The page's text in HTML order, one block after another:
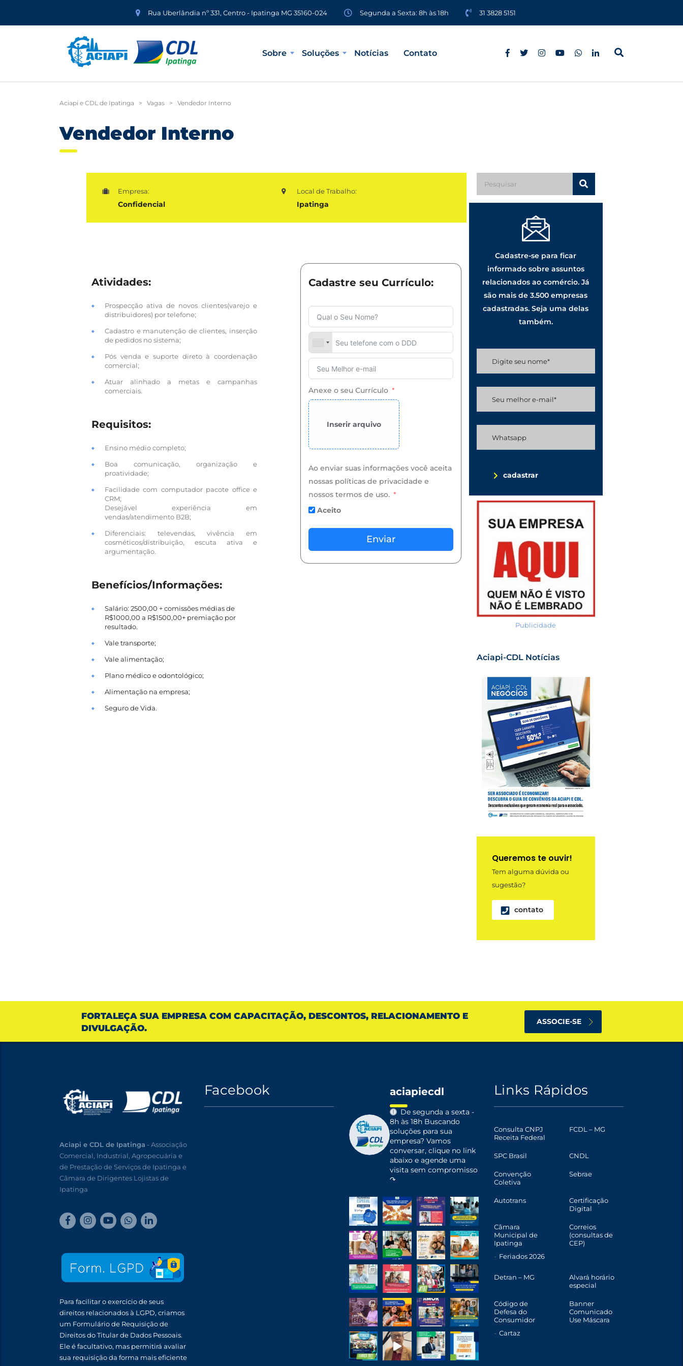
Rua Uberlândia nº 331, Centro - Ipatinga MG 35160-024 Segunda a Sexta: 8h às 18h 31 3828 5151
Sobre Soluções Notícias Contato
Aciapi e CDL de Ipatinga > Vagas > Vendedor Interno
Vendedor Interno
Empresa:
Confidencial
Local de Trabalho:
Ipatinga
Atividades:
Prospecção ativa de novos clientes(varejo e
distribuidores) por telefone;
Cadastro e manutenção de clientes, inserção
de pedidos no sistema;
Pós venda e suporte direto à coordenação
comercial;
Atuar alinhado a metas e campanhas
comerciais.
Requisitos:
Ensino médio completo;
Boa comunicação, organização e
proatividade;
Facilidade com computador pacote office e
CRM;
Desejável experiência em
vendas/atendimento B2B;
Diferenciais: televendas, vivência em
cosméticos/distribuição, escuta ativa e
argumentação.
Benefícios/Informações:
Salário: 2500,00 + comissões médias de
R$1000,00 a R$1500,00+ premiação por
resultado.
Vale transporte;
Vale alimentação;
Plano médico e odontológico;
Alimentação na empresa;
Seguro de Vida.
Cadastre seu Currículo:
Anexe o seu Currículo
Inserir arquivo
Ao enviar suas informações você aceita
nossas políticas de privacidade e
nossos termos de uso.
Aceito
Enviar
Cadastre-se para ficar
informado sobre assuntos
relacionados ao comércio. Já
são mais de 3.500 empresas
cadastradas. Seja uma delas
também.
cadastrar
Publicidade
Aciapi-CDL Notícias
Queremos te ouvir!
Tem alguma dúvida ou
sugestão?
contato
FORTALEÇA SUA EMPRESA COM CAPACITAÇÃO, DESCONTOS, RELACIONAMENTO E
DIVULGAÇÃO.
ASSOCIE-SE
Aciapi e CDL de Ipatinga - Associação
Comercial, Industrial, Agropecuária e
de Prestação de Serviços de Ipatinga e
Câmara de Dirigentes Lojistas de
Ipatinga
Para facilitar o exercício de seus
direitos relacionados à LGPD, criamos
um Formulário de Requisição de
Direitos do Titular de Dados Pessoais.
Ele é facultativo, mas permitirá avaliar
sua requisição da forma mais eficiente
Facebook aciapiecdl
De segunda a sexta -
8h às 18h Buscando
soluções para sua
empresa? Vamos
conversar, clique no link
abaixo e agende uma
visita sem compromisso
↷
Links Rápidos
Consulta CNPJ
Receita Federal
FCDL – MG
SPC Brasil CNDL
Convenção
Coletiva
Sebrae
Autotrans
Certificação
Digital
Câmara
Municipal de
Ipatinga
Feriados 2026
Correios
(consultas de
CEP)
Detran – MG
Alvará horário
especial
Código de
Defesa do
Consumidor
Cartaz
Banner
Comunicado
Use Máscara